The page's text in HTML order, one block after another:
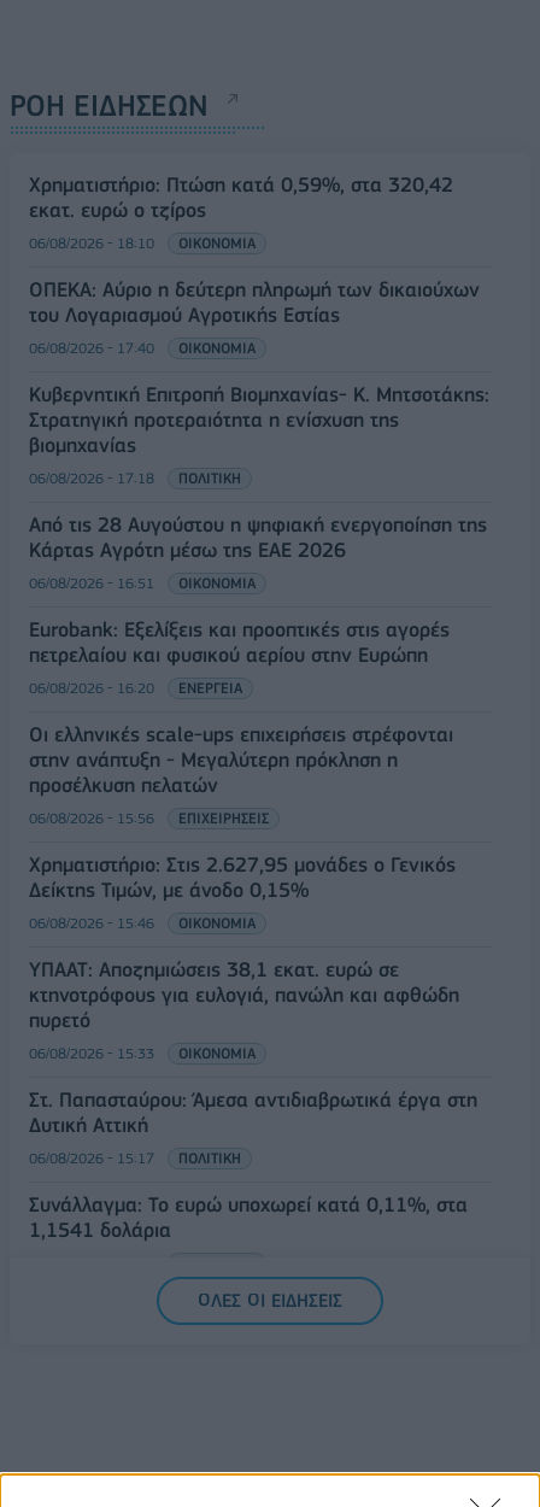
ΡΟΗ ΕΙΔΗΣΕΩΝ
Χρηματιστήριο: Πτώση κατά 0,59%, στα 320,42
εκατ. ευρώ ο τζίρος
06/08/2026 - 18:10 ΟΙΚΟΝΟΜΙΑ
ΟΠΕΚΑ: Αύριο η δεύτερη πληρωμή των δικαιούχων
του Λογαριασμού Αγροτικής Εστίας
06/08/2026 - 17:40 ΟΙΚΟΝΟΜΙΑ
Κυβερνητική Επιτροπή Βιομηχανίας- Κ. Μητσοτάκης:
Στρατηγική προτεραιότητα η ενίσχυση της
βιομηχανίας
06/08/2026 - 17:18 ΠΟΛΙΤΙΚΗ
Από τις 28 Αυγούστου η ψηφιακή ενεργοποίηση της
Κάρτας Αγρότη μέσω της ΕΑΕ 2026
06/08/2026 - 16:51 ΟΙΚΟΝΟΜΙΑ
Eurobank: Εξελίξεις και προοπτικές στις αγορές
πετρελαίου και φυσικού αερίου στην Ευρώπη
06/08/2026 - 16:20 ΕΝΕΡΓΕΙΑ
Οι ελληνικές scale-ups επιχειρήσεις στρέφονται
στην ανάπτυξη - Μεγαλύτερη πρόκληση η
προσέλκυση πελατών
06/08/2026 - 15:56 ΕΠΙΧΕΙΡΗΣΕΙΣ
Χρηματιστήριο: Στις 2.627,95 μονάδες ο Γενικός
Δείκτης Τιμών, με άνοδο 0,15%
06/08/2026 - 15:46 ΟΙΚΟΝΟΜΙΑ
ΥΠΑΑΤ: Αποζημιώσεις 38,1 εκατ. ευρώ σε
κτηνοτρόφους για ευλογιά, πανώλη και αφθώδη
πυρετό
06/08/2026 - 15:33 ΟΙΚΟΝΟΜΙΑ
Στ. Παπασταύρου: Άμεσα αντιδιαβρωτικά έργα στη
Δυτική Αττική
06/08/2026 - 15:17 ΠΟΛΙΤΙΚΗ
Συνάλλαγμα: Το ευρώ υποχωρεί κατά 0,11%, στα
1,1541 δολάρια
ΟΛΕΣ ΟΙ ΕΙΔΗΣΕΙΣ